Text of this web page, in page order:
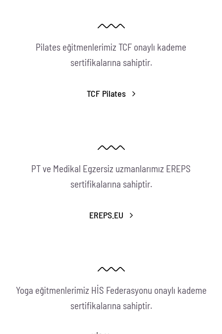
Pilates eğitmenlerimiz TCF onaylı kademe
sertifikalarına sahiptir.
TCF Pilates
PT ve Medikal Egzersiz uzmanlarımız EREPS
sertifikalarına sahiptir.
EREPS.EU
Yoga eğitmenlerimiz HİS Federasyonu onaylı kademe
sertifikalarına sahiptir.